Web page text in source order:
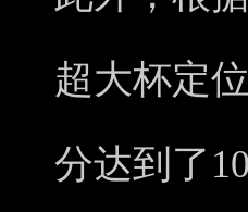
超大杯定
分达到了